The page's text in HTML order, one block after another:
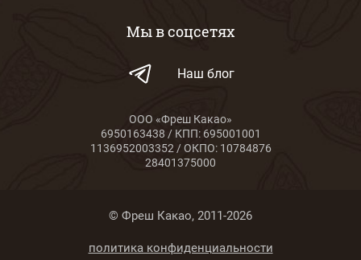
Мы в соцсетях
Наш блог
ООО «Фреш Какао»
6950163438 / КПП: 695001001
1136952003352 / ОКПО: 10784876
28401375000
© Фреш Какао, 2011-2026
политика конфиденциальности